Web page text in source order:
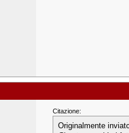
Citazione:
Originalmente